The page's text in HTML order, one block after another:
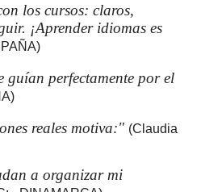
los cursos: claros,
¡Aprender idiomas es
guían perfectamente por el
reales motiva:" (Claudia
a organizar mi